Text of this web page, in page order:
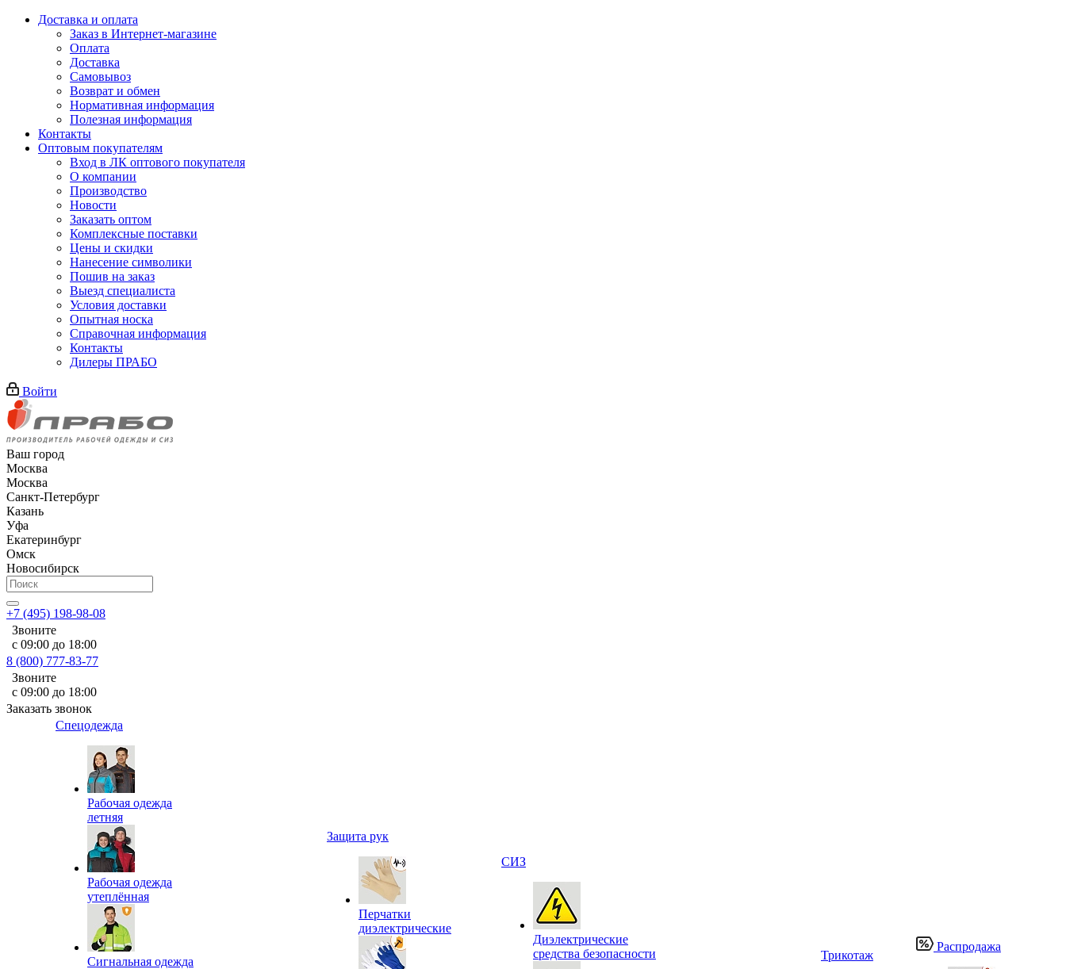
Доставка и оплата
Заказ в Интернет-магазине
Оплата
Доставка
Самовывоз
Возврат и обмен
Нормативная информация
Полезная информация
Контакты
Оптовым покупателям
Вход в ЛК оптового покупателя
О компании
Производство
Новости
Заказать оптом
Комплексные поставки
Цены и скидки
Нанесение символики
Пошив на заказ
Выезд специалиста
Условия доставки
Опытная носка
Справочная информация
Контакты
Дилеры ПРАБО
Войти
Ваш город
Москва
Москва
Санкт-Петербург
Казань
Уфа
Екатеринбург
Омск
Новосибирск
+7 (495) 198-98-08
Звоните
с 09:00 до 18:00
8 (800) 777-83-77
Звоните
с 09:00 до 18:00
Заказать звонок
Спецодежда
Рабочая одежда
летняя
Рабочая одежда
утеплённая
Сигнальная одежда
Защита рук
Перчатки
диэлектрические
СИЗ
Диэлектрические
средства безопасности
Трикотаж
Распродажа